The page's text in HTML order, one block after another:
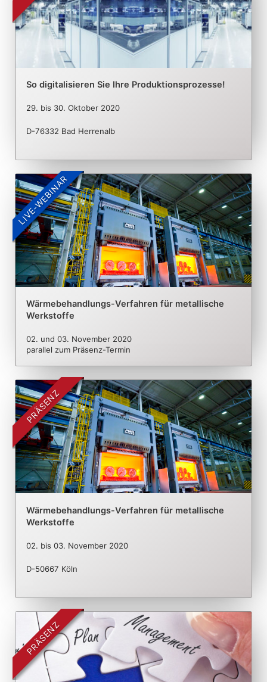
So digitalisieren Sie Ihre Produktionsprozesse!
29. bis 30. Oktober 2020
D-76332 Bad Herrenalb
LIVE-WEBINAR
Wärmebehandlungs-Verfahren für metallische
Werkstoffe
02. und 03. November 2020
parallel zum Präsenz-Termin
PRÄSENZ
Wärmebehandlungs-Verfahren für metallische
Werkstoffe
02. bis 03. November 2020
D-50667 Köln
PRÄSENZ